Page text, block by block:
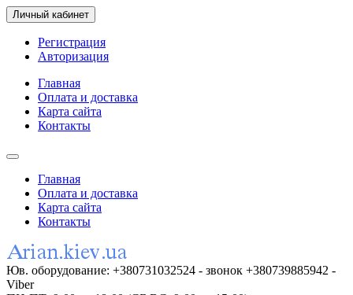
Личный кабинет
Регистрация
Авторизация
Главная
Оплата и доставка
Карта сайта
Контакты
Главная
Оплата и доставка
Карта сайта
Контакты
Юв. оборудование: +380731032524 - звонок +380739885942 -
Viber